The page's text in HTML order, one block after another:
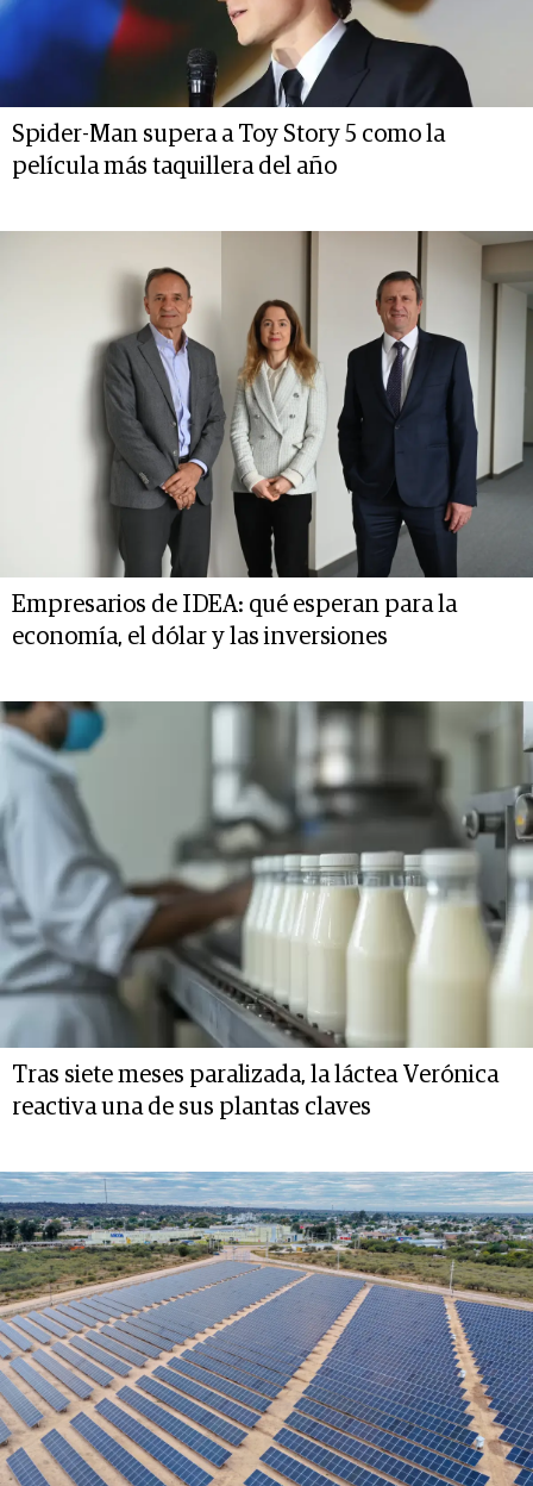
Spider-Man supera a Toy Story 5 como la
película más taquillera del año
Empresarios de IDEA: qué esperan para la
economía, el dólar y las inversiones
Tras siete meses paralizada, la láctea Verónica
reactiva una de sus plantas claves